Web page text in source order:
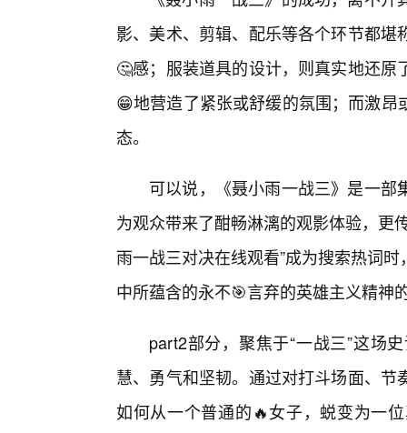
影、美术、剪辑、配乐等各个环节都
🤔感；服装道具的设计，则真实地还
😁地营造了紧张或舒缓的氛围；而激
态。
可以说，《聂小雨一战三》是一
为观众带来了酣畅淋漓的观影体验，更
雨一战三对决在线观看”成为搜索热词
中所蕴含的永不🎯言弃的英雄主义精神
part2部分，聚焦于“一战三”这场
慧、勇气和坚韧。通过对打斗场面、
如何从一个普通的🔥女子，蜕变为一